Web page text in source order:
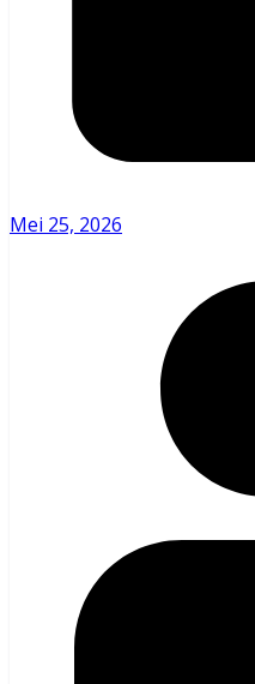
Mei 25, 2026